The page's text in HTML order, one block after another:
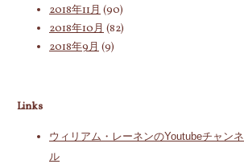
2018年11月 (90)
2018年10月 (82)
2018年9月 (9)
Links
ウィリアム・レーネンのYoutubeチャンネ
ル